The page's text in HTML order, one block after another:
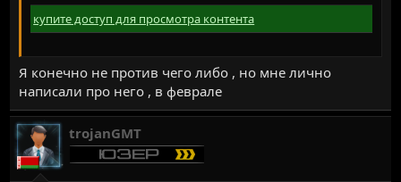
купите доступ для просмотра контента
Я конечно не против чего либо , но мне лично
написали про него , в феврале
trojanGMT